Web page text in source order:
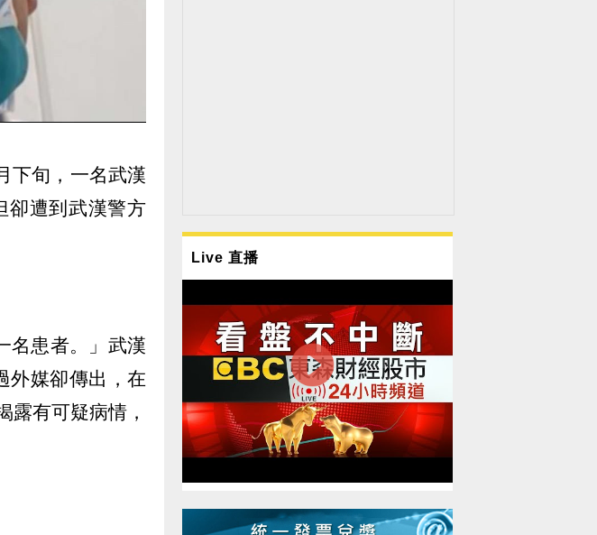
下旬，一名武漢
卻遭到武漢警方
名患者。」武漢
外媒卻傳出，在
露有可疑病情，
Live 直播